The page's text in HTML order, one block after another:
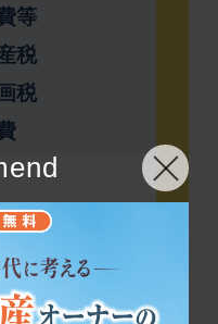
等
税
税